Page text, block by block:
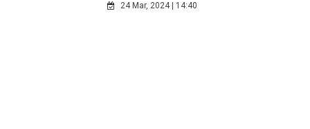
24 Mar, 2024 | 14:40